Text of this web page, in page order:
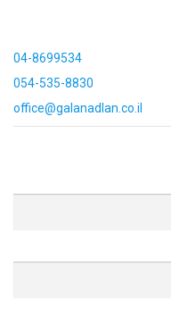
04-8699534
054-535-8830
office@galanadlan.co.il